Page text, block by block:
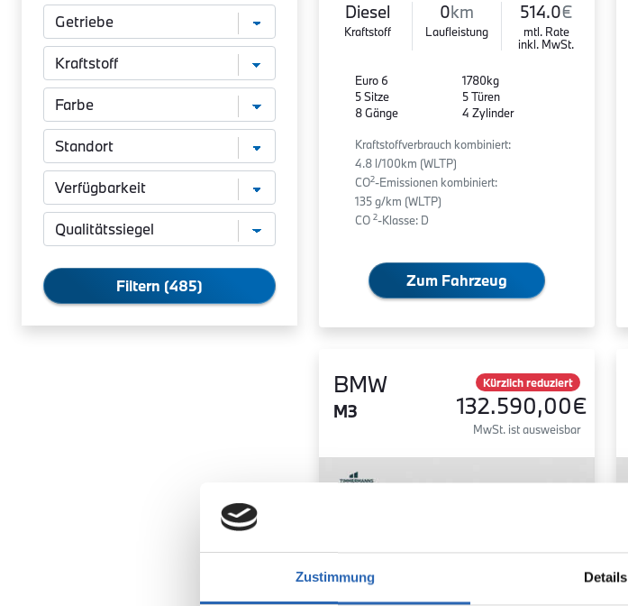
Zustimmung Details
Filtern (485)
Diesel
Kraftstoff
0km
Laufleistung
514.0€
mtl. Rate
inkl. MwSt.
Euro 6
5 Sitze
8 Gänge
1780kg
5 Türen
4 Zylinder
Kraftstoffverbrauch kombiniert:
4.8 l/100km (WLTP)
CO2-Emissionen kombiniert:
135 g/km (WLTP)
CO 2-Klasse: D
Zum Fahrzeug
BMW
M3
Kürzlich reduziert
132.590,00€
MwSt. ist ausweisbar